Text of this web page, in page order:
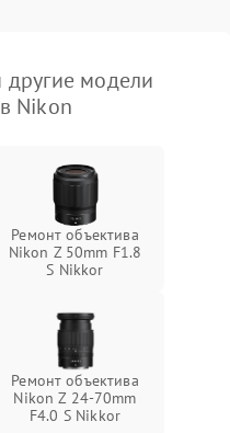
модели
Nikon
Ремонт объектива
Nikon Z 50mm F1.8
S Nikkor
Ремонт объектива
Nikon Z 24-70mm
F4.0 S Nikkor